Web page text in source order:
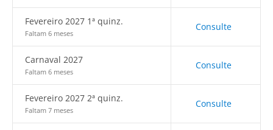
Fevereiro 2027 1ª quinz.
Faltam 6 meses
Consulte
Carnaval 2027
Faltam 6 meses
Consulte
Fevereiro 2027 2ª quinz.
Faltam 7 meses
Consulte